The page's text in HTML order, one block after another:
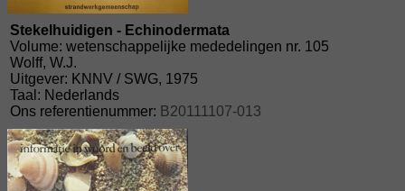
Stekelhuidigen - Echinodermata
Volume: wetenschappelijke mededelingen nr. 105
Wolff, W.J.
Uitgever: KNNV / SWG, 1975
Taal: Nederlands
Ons referentienummer: B20111107-013